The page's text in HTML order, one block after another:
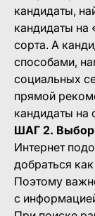
кандидаты,
кандидаты на
сорта. А
способами,
социальных
прямой
кандидаты на
ШАГ 2. Выбор
Интернет
добраться
Поэтому
с